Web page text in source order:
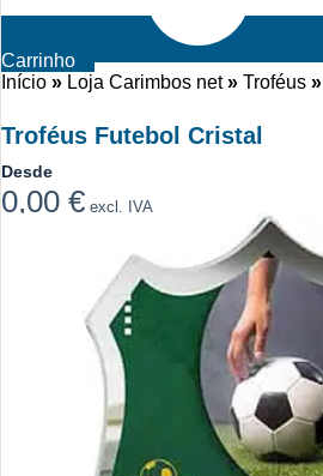
Carrinho
Início » Loja Carimbos net» Troféus »
Troféus Futebol Cristal
Desde
0,00 € excl. IVA